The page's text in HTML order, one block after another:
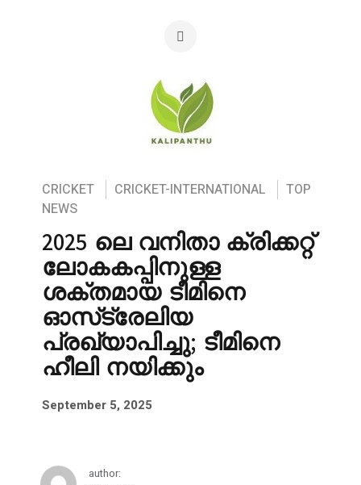
CRICKET CRICKET-INTERNATIONAL
TOP
NEWS
2025 ലെ വനിതാ ക്രിക്കറ്റ്
ലോകകപ്പിനുള്ള
ശക്തമായ ടീമിനെ
ഓസ്‌ട്രേലിയ
പ്രഖ്യാപിച്ചു; ടീമിനെ
ഹീലി നയിക്കും
September 5, 2025
author: